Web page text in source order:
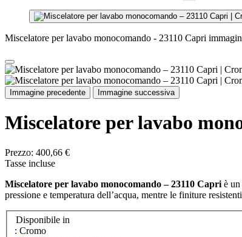
Miscelatore per lavabo monocomando - 23110 Capri
Immagine precedente Immagine successiva
Miscelatore per lavabo
Prezzo: 400,66 €
Tasse incluse
Miscelatore per lavabo monocomando – 23110 Capri è
pressione e temperatura dell’acqua, mentre le finiture
Disponibile in
: Cromo